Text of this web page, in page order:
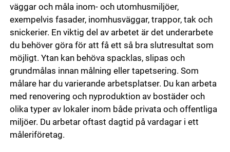
väggar och måla inom- och utomhusmiljöer,
exempelvis fasader, inomhusväggar, trappor, tak och
snickerier. En viktig del av arbetet är det underarbete
du behöver göra för att få ett så bra slutresultat som
möjligt. Ytan kan behöva spacklas, slipas och
grundmålas innan målning eller tapetsering. Som
målare har du varierande arbetsplatser. Du kan arbeta
med renovering och nyproduktion av bostäder och
olika typer av lokaler inom både privata och offentliga
miljöer. Du arbetar oftast dagtid på vardagar i ett
måleriföretag.